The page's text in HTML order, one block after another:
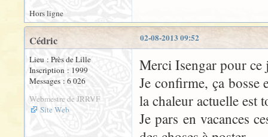
Hors ligne
02-08-2013 09:52
Cédric
Lieu : Près de Lille
Inscription : 1999
Messages : 6 026
Webmestre de JRRVF
Site Web
Merci Isengar pour
Je confirme, ça bosse
la chaleur actuelle est
Je pars en vacances